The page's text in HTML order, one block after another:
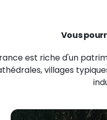
Vous
est riche d'un
villages